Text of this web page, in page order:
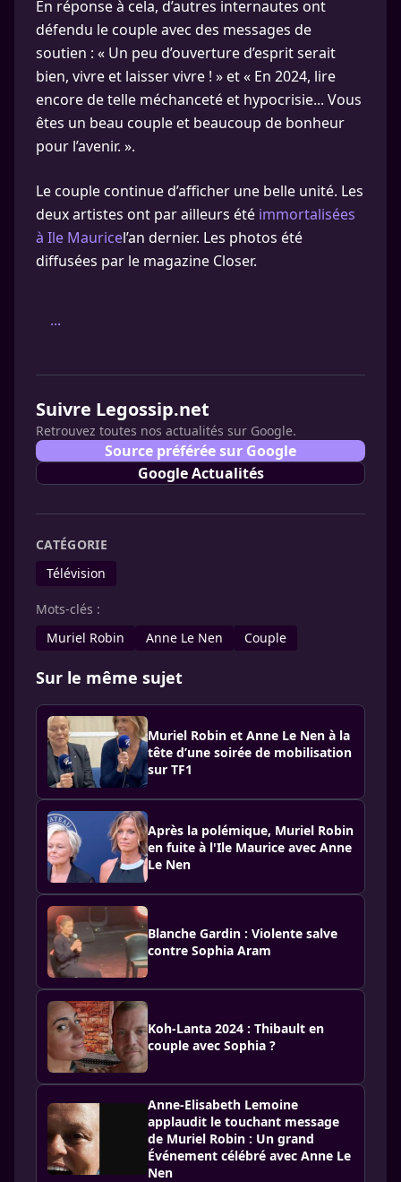
En réponse à cela, d’autres internautes ont
défendu le couple avec des messages de
soutien : « Un peu d’ouverture d’esprit serait
bien, vivre et laisser vivre ! » et « En 2024, lire
encore de telle méchanceté et hypocrisie... Vous
êtes un beau couple et beaucoup de bonheur
pour l’avenir. ».
Le couple continue d’afficher une belle unité. Les
deux artistes ont par ailleurs été immortalisées
à Ile Mauricel’an dernier. Les photos été
diffusées par le magazine Closer.
...
Suivre Legossip.net
Retrouvez toutes nos actualités sur Google.
Source préférée sur Google
Google Actualités
CATÉGORIE
Télévision
Mots-clés :
Muriel Robin
Anne Le Nen Couple
Sur le même sujet
Muriel Robin et Anne Le Nen à la
tête d’une soirée de mobilisation
sur TF1
Après la polémique, Muriel Robin
en fuite à l'Ile Maurice avec Anne
Le Nen
Blanche Gardin : Violente salve
contre Sophia Aram
Koh-Lanta 2024 : Thibault en
couple avec Sophia ?
Anne-Elisabeth Lemoine
applaudit le touchant message
de Muriel Robin : Un grand
Événement célébré avec Anne Le
Nen